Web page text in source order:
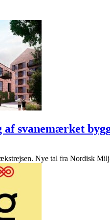
af svanemærket
Nye tal fra Nordisk